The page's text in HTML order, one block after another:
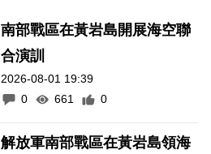
南部戰區在黃岩島開展海空聯
合演訓
2026-08-01 19:39
0
661 0
解放軍南部戰區在黃岩島領海